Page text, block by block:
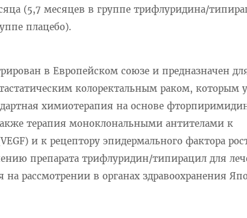
(5,7 месяцев в группе трифлуридина/
плацебо).
в Европейском союзе и предназначен
колоректальным раком, которым
химиотерапия на основе
терапия моноклональными антителами к
и к рецептору эпидермального фактора
препарата трифлуридин/типирацил для
рассмотрении в органах здравоохранения